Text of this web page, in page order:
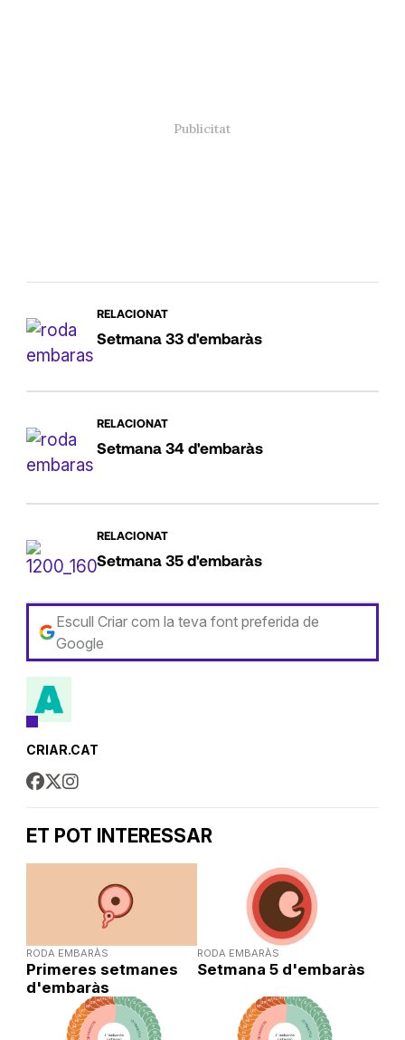
RELACIONAT
Setmana 33 d'embaràs
RELACIONAT
Setmana 34 d'embaràs
RELACIONAT
Setmana 35 d'embaràs
Escull Criar com la teva font preferida de
Google
CRIAR.CAT
ET POT INTERESSAR
RODA EMBARÀS
Primeres setmanes
d'embaràs
RODA EMBARÀS
Setmana 5 d'embaràs